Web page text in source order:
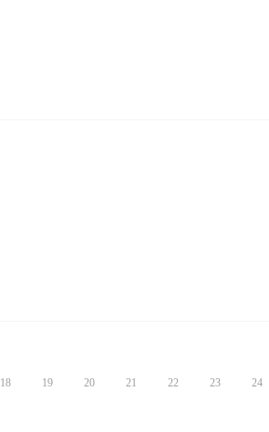
18 19 20 21 22 23 24